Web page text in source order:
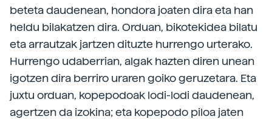
beteta daudenean, hondora joaten dira eta han
heldu bilakatzen dira. Orduan, bikotekidea bilatu
eta arrautzak jartzen dituzte hurrengo urterako.
Hurrengo udaberrian, algak hazten diren unean
igotzen dira berriro uraren goiko geruzetara. Eta
juxtu orduan, kopepodoak lodi-lodi daudenean,
agertzen da izokina; eta kopepodo piloa jaten